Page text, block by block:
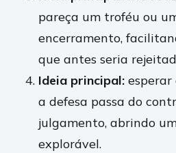
pareça um troféu ou
encerramento,
que antes seria
Ideia principal: esperar
a defesa passa do
julgamento, abrindo
explorável.